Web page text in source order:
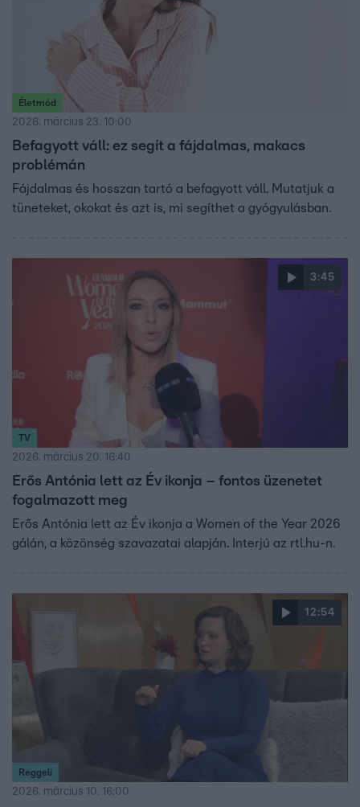
Életmód
2026. március 23. 10:00
Befagyott váll: ez segít a fájdalmas, makacs
problémán
Fájdalmas és hosszan tartó a befagyott váll. Mutatjuk a
tüneteket, okokat és azt is, mi segíthet a gyógyulásban.
3:45
TV
2026. március 20. 16:40
Erős Antónia lett az Év ikonja – fontos üzenetet
fogalmazott meg
Erős Antónia lett az Év ikonja a Women of the Year 2026
gálán, a közönség szavazatai alapján. Interjú az rtl.hu-n.
12:54
Reggeli
2026. március 10. 16:00